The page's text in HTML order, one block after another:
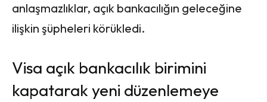
anlaşmazlıklar, açık bankacılığın geleceğine
ilişkin şüpheleri körükledi.
Visa açık bankacılık birimini
kapatarak yeni düzenlemeye